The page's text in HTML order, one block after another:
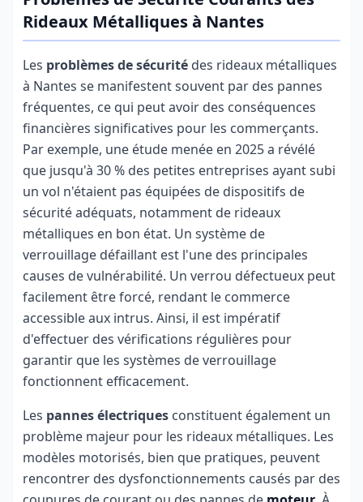
Rideaux Métalliques à Nantes
Les problèmes de sécurité des rideaux métalliques
à Nantes se manifestent souvent par des pannes
fréquentes, ce qui peut avoir des conséquences
financières significatives pour les commerçants.
Par exemple, une étude menée en 2025 a révélé
que jusqu'à 30 % des petites entreprises ayant subi
un vol n'étaient pas équipées de dispositifs de
sécurité adéquats, notamment de rideaux
métalliques en bon état. Un système de
verrouillage défaillant est l'une des principales
causes de vulnérabilité. Un verrou défectueux peut
facilement être forcé, rendant le commerce
accessible aux intrus. Ainsi, il est impératif
d'effectuer des vérifications régulières pour
garantir que les systèmes de verrouillage
fonctionnent efficacement.
Les pannes électriques constituent également un
problème majeur pour les rideaux métalliques. Les
modèles motorisés, bien que pratiques, peuvent
rencontrer des dysfonctionnements causés par des